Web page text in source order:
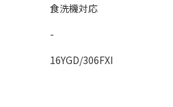
食洗機対応
-
16YGD/306FXI